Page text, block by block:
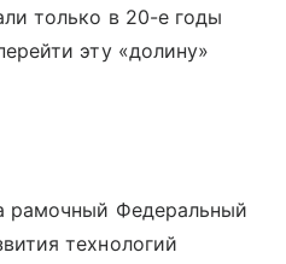
только в 20-е годы
эту «долину»
рамочный Федеральный
технологий